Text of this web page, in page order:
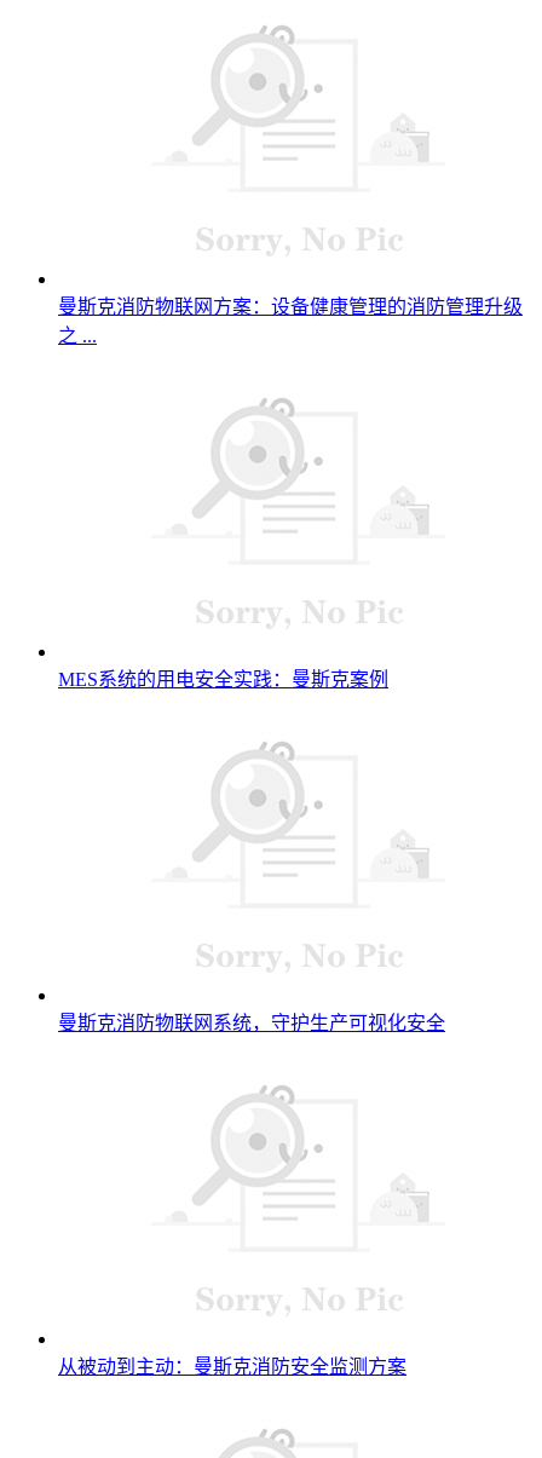
曼斯克消防物联网方案：设备健康管理的消防管理升级
之 ...
MES系统的用电安全实践：曼斯克案例
曼斯克消防物联网系统，守护生产可视化安全
从被动到主动：曼斯克消防安全监测方案